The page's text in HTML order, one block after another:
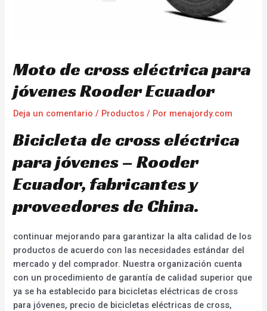
Moto de cross eléctrica para
jóvenes Rooder Ecuador
Deja un comentario / Productos / Por menajordy.com
Bicicleta de cross eléctrica
para jóvenes – Rooder
Ecuador, fabricantes y
proveedores de China.
continuar mejorando para garantizar la alta calidad de los
productos de acuerdo con las necesidades estándar del
mercado y del comprador. Nuestra organización cuenta
con un procedimiento de garantía de calidad superior que
ya se ha establecido para bicicletas eléctricas de cross
para jóvenes, precio de bicicletas eléctricas de cross,